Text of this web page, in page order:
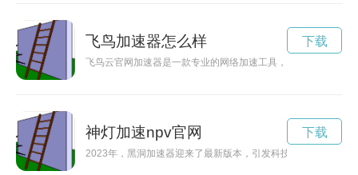
飞鸟加速器怎么样
飞鸟云官网加速器是一款专业的网络加速工具，能够帮助用户
下载
神灯加速npv官网
2023年，黑洞加速器迎来了最新版本，引发科技界热议。这一
下载